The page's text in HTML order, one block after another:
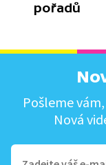
pořadů
Pošleme
Nová